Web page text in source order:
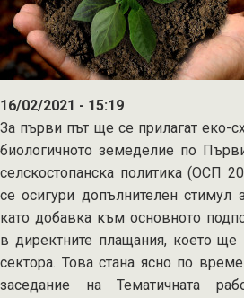
16/02/2021 - 15:19
За първи път ще се прилагат еко-
биологичното земеделие по
селскостопанска политика (ОСП
се осигури допълнителен стимул
като добавка към основното
в директните плащания, което ще
сектора. Това стана ясно по
заседание на Тематичната